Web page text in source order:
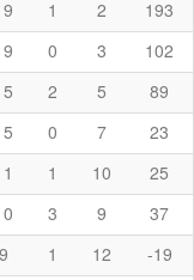
1 2
193
0 3
102
2 5
89
0 7
23
1 10
25
3 9
37
9 1 12
-19